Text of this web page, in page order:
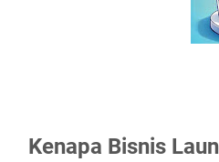
Kenapa Bisnis